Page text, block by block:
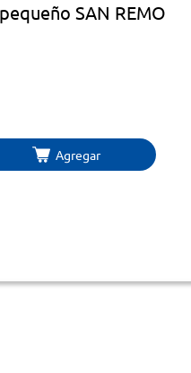
SAN REMO
Agregar